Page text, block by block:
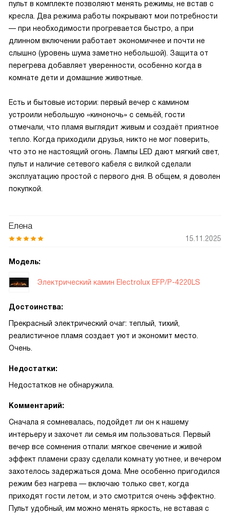
пульт в комплекте позволяют менять режимы, не встав с
кресла. Два режима работы покрывают мои потребности
— при необходимости прогревается быстро, а при
длинном включении работает экономичнее и почти не
слышно (уровень шума заметно небольшой). Защита от
перегрева добавляет уверенности, особенно когда в
комнате дети и домашние животные.
Есть и бытовые истории: первый вечер с камином
устроили небольшую «киноночь» с семьёй, гости
отмечали, что пламя выглядит живым и создаёт приятное
тепло. Когда приходили друзья, никто не мог поверить,
что это не настоящий огонь. Лампы LED дают мягкий свет,
пульт и наличие сетевого кабеля с вилкой сделали
эксплуатацию простой с первого дня. В общем, я доволен
покупкой.
Елена
15.11.2025
Модель:
Электрический камин Electrolux EFP/P-4220LS
Достоинства:
Прекрасный электрический очаг: теплый, тихий,
реалистичное пламя создает уют и экономит место.
Очень.
Недостатки:
Недостатков не обнаружила.
Комментарий:
Сначала я сомневалась, подойдет ли он к нашему
интерьеру и захочет ли семья им пользоваться. Первый
вечер все сомнения отпали: мягкое свечение и живой
эффект пламени сразу сделали комнату уютнее, и вечером
захотелось задержаться дома. Мне особенно пригодился
режим без нагрева — включаю только свет, когда
приходят гости летом, и это смотрится очень эффектно.
Пульт удобный, им можно менять яркость, не вставая с